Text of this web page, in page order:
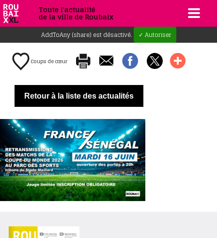
Toute l'actualité
de la ville de Roubaix
AddToAny (share) est désactivé. ✓ Autoriser
Coups de cœur
Retour à la liste des actualités